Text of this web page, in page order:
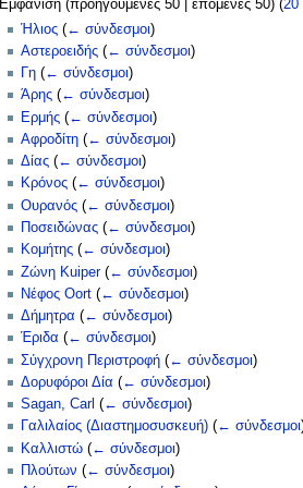
Εμφάνιση (προηγούμενες 50| επόμενες 50) (20|
Ήλιος (← σύνδεσμοι)
Αστεροειδής (← σύνδεσμοι)
Γη (← σύνδεσμοι)
Άρης (← σύνδεσμοι)
Ερμής (← σύνδεσμοι)
Αφροδίτη (← σύνδεσμοι)
Δίας (← σύνδεσμοι)
Κρόνος (← σύνδεσμοι)
Ουρανός (← σύνδεσμοι)
Ποσειδώνας (← σύνδεσμοι)
Κομήτης (← σύνδεσμοι)
Ζώνη Kuiper (← σύνδεσμοι)
Νέφος Oort (← σύνδεσμοι)
Δήμητρα (← σύνδεσμοι)
Έριδα (← σύνδεσμοι)
Σύγχρονη Περιστροφή (← σύνδεσμοι)
Δορυφόροι Δία (← σύνδεσμοι)
Sagan, Carl (← σύνδεσμοι)
Γαλιλαίος (Διαστημοσυσκευή) (← σύνδεσμοι
Καλλιστώ (← σύνδεσμοι)
Πλούτων (← σύνδεσμοι)